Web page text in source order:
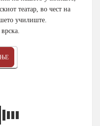
театар, во чест на
училиште.